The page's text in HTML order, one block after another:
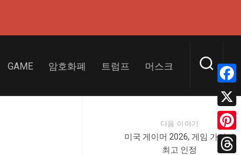
GAME 암호화폐 트럼프 머스크
다음 이야기
미국 게이머 2026, 게임 가성비
최고 인정
X